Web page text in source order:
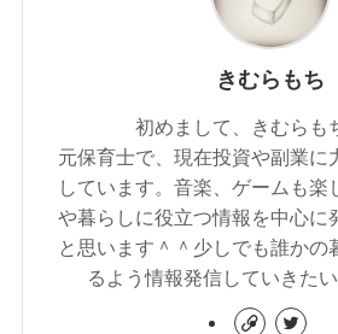
きむらもち
初めまして、きむらも
元保育士で、現在投資や副業に
しています。音楽、ゲームも楽
や暮らしに役立つ情報を中心に
と思います＾＾少しでも誰かの
るよう情報発信していきた